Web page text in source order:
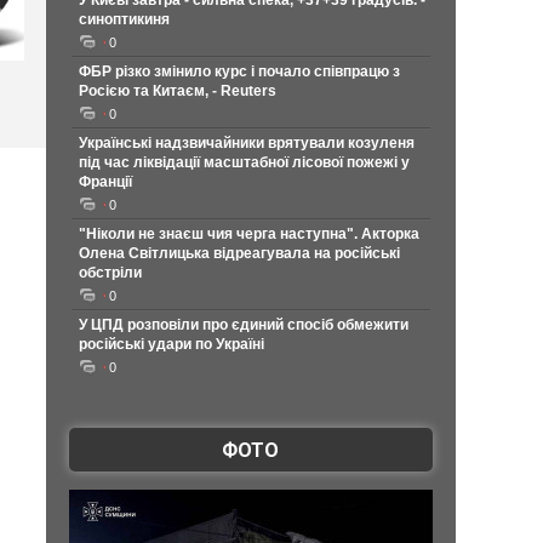
синоптикиня
0
ФБР різко змінило курс і почало співпрацю з
Росією та Китаєм, - Reuters
0
Українські надзвичайники врятували козуленя
під час ліквідації масштабної лісової пожежі у
Франції
0
"Ніколи не знаєш чия черга наступна". Акторка
Олена Світлицька відреагувала на російські
обстріли
0
У ЦПД розповіли про єдиний спосіб обмежити
російські удари по Україні
0
ФОТО